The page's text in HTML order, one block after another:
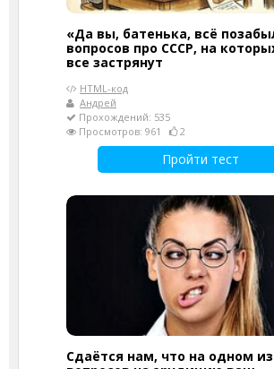
«Да вы, батенька, всё
вопросов про СССР, на
все застрянут
HTML-код
Андрей
Прохождений: 535
Просмотров: 961
2
Пройти тест
Сдаётся нам, что на одном